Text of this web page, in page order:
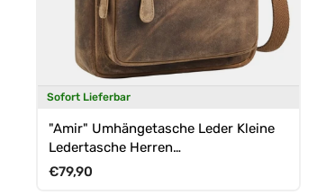
Sofort Lieferbar
"Amir" Umhängetasche Leder Kleine
Ledertasche Herren
Männerhandtasche
Normaler Preis
€79,90